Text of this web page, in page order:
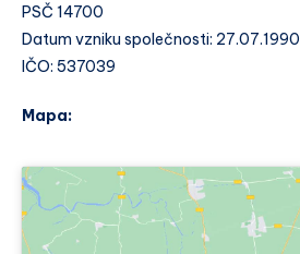
PSČ 14700
Datum vzniku společnosti: 27.07.1990
IČO: 537039
Mapa: